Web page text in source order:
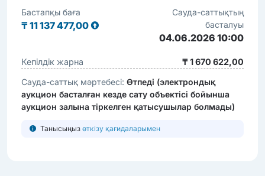
Бастапқы баға
₸ 11 137 477,00
Сауда-саттықтың
басталуы
04.06.2026 10:00
Кепілдік жарна
₸ 1 670 622,00
Сауда-саттық мәртебесі: Өтпеді (электрондық
аукцион басталған кезде сату объектісі бойынша
аукцион залына тіркелген қатысушылар болмады)
Танысыңыз өткізу қағидаларымен